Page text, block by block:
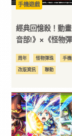
訊
平
台
手機遊戲
經典回憶殺！動
音部!》×《怪物
Time」全員登場
獲得角色「平澤憂
周年 怪物彈珠 手
改版資訊 聯動